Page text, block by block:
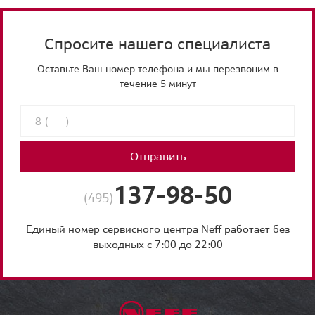
Спросите нашего специалиста
Оставьте Ваш номер телефона и мы перезвоним в
течение 5 минут
Отправить
(495) 137-98-50
Единый номер сервисного центра Neff работает без
выходных с 7:00 до 22:00